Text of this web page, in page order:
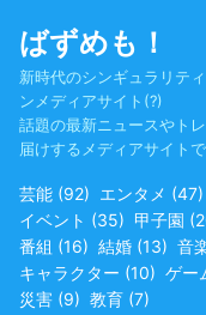
content
ばずめも！
新時代のシンギュラリテ
ンメディアサイト(?)
話題の最新ニュースやト
届けするメディアサイト
芸能 (92) エンタメ (47)
イベント (35) 甲子園 (
番組 (16) 結婚 (13) 音
キャラクター (10) ゲー
災害 (9) 教育 (7)